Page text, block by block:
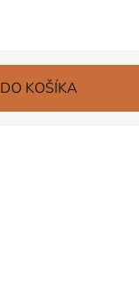
DO KOŠÍKA